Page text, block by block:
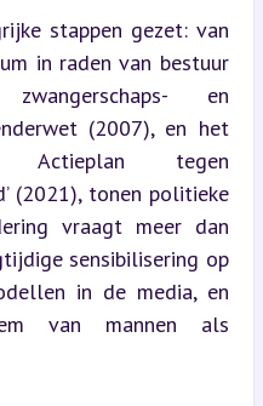
stappen gezet: van
in raden van bestuur
en
(2007), en het
Actieplan tegen
(2021), tonen politieke
vraagt meer dan
sensibilisering op
in de media, en
van mannen als